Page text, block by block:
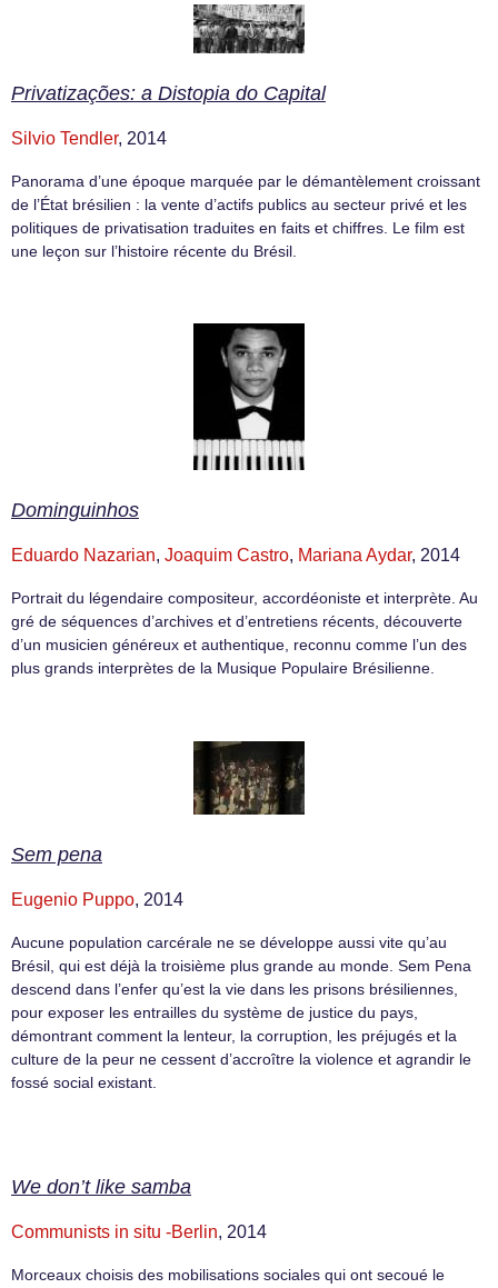
Privatizações: a Distopia do Capital
Silvio Tendler, 2014
Panorama d’une époque marquée par le démantèlement croissant
de l’État brésilien : la vente d’actifs publics au secteur privé et les
politiques de privatisation traduites en faits et chiffres. Le film est
une leçon sur l’histoire récente du Brésil.
Dominguinhos
Eduardo Nazarian, Joaquim Castro, Mariana Aydar, 2014
Portrait du légendaire compositeur, accordéoniste et interprète. Au
gré de séquences d’archives et d’entretiens récents, découverte
d’un musicien généreux et authentique, reconnu comme l’un des
plus grands interprètes de la Musique Populaire Brésilienne.
Sem pena
Eugenio Puppo, 2014
Aucune population carcérale ne se développe aussi vite qu’au
Brésil, qui est déjà la troisième plus grande au monde. Sem Pena
descend dans l’enfer qu’est la vie dans les prisons brésiliennes,
pour exposer les entrailles du système de justice du pays,
démontrant comment la lenteur, la corruption, les préjugés et la
culture de la peur ne cessent d’accroître la violence et agrandir le
fossé social existant.
We don’t like samba
Communists in situ -Berlin, 2014
Morceaux choisis des mobilisations sociales qui ont secoué le